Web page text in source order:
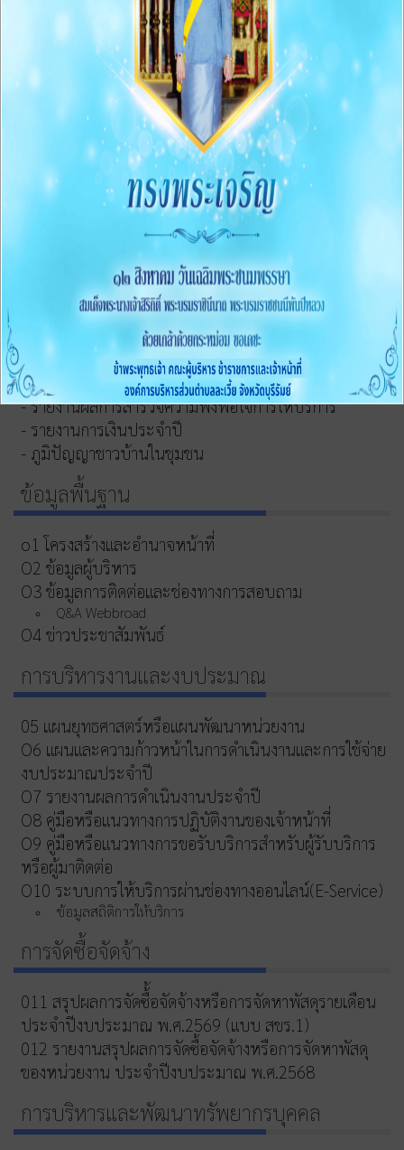
เกี่ยวกับหน่วยงาน
- ประวัติความเป็นมา
- สภาพและข้อมูลพื้นฐาน
- นโยบายการบริหารงาน
- ข้อบัญญัติ
- คู่มือประชาชน
- แผนอัตรากำลัง
- นโยบายคุ้มครองข้อมูลส่วนบุคคล
- แบบเปิดเผยข้อมูลการใช้จ่ายเงินสะสม
- รายงานผลการสำรวจความพึงพอใจการให้บริการ
- รายงานการเงินประจำปี
- ภูมิปัญญาชาวบ้านในชุมชน
ข้อมูลพื้นฐาน
o1 โครงสร้างและอำนาจหน้าที่
O2 ข้อมูลผู้บริหาร
O3 ข้อมูลการติดต่อและช่องทางการสอบถาม
Q&A Webbroad
O4 ข่าวประชาสัมพันธ์
การบริหารงานและงบประมาณ
05 แผนยุทธศาสตร์หรือแผนพัฒนาหน่วยงาน
O6 แผนและความก้าวหน้าในการดำเนินงานและการใช้จ่าย
งบประมาณประจำปี
O7 รายงานผลการดำเนินงานประจำปี
O8 คู่มือหรือแนวทางการปฏิบัติงานของเจ้าหน้าที่
O9 คู่มือหรือแนวทางการขอรับบริการสำหรับผู้รับบริการ
หรือผู้มาติดต่อ
O10 ระบบการให้บริการผ่านช่องทางออนไลน์(E-Service)
ข้อมูลสถิติการให้บริการ
การจัดซื้อจัดจ้าง
011 สรุปผลการจัดซื้้อจัดจ้างหรือการจัดหาพัสดุรายเดือน
ประจำปีงบประมาณ พ.ศ.2569 (แบบ สขร.1)
012 รายงานสรุปผลการจัดซื้อจัดจ้างหรือการจัดหาพัสดุ
ของหน่วยงาน ประจำปีงบประมาณ พ.ศ.2568
การบริหารและพัฒนาทรัพยากรบุคคล